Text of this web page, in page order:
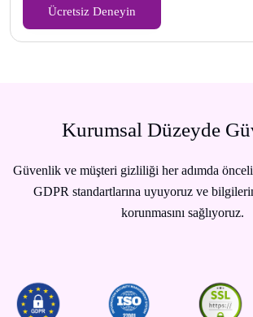
Ücretsiz Deneyin
Kurumsal Düzeyde
Güvenlik ve müşteri gizliliği her adımda
GDPR standartlarına uyuyoruz ve
korunmasını sağlıyoruz.